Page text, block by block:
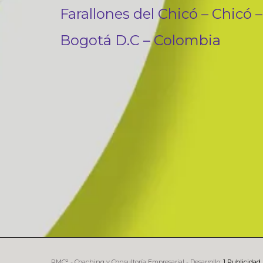
Farallones del Chicó – Chicó –
Bogotá D.C – Colombia